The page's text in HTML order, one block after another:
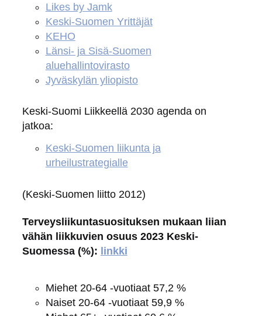
Likes by Jamk
Keski-Suomen Yrittäjät
KEHO
Länsi- ja Sisä-Suomen
aluehallintovirasto
Jyväskylän yliopisto
Keski-Suomi Liikkeellä 2030 agenda on
jatkoa:
Keski-Suomen liikunta ja
urheilustrategialle
(Keski-Suomen liitto 2012)
Terveysliikuntasuosituksen mukaan liian
vähän liikkuvien osuus 2023 Keski-
Suomessa (%): linkki
Miehet 20-64 -vuotiaat 57,2 %
Naiset 20-64 -vuotiaat 59,9 %